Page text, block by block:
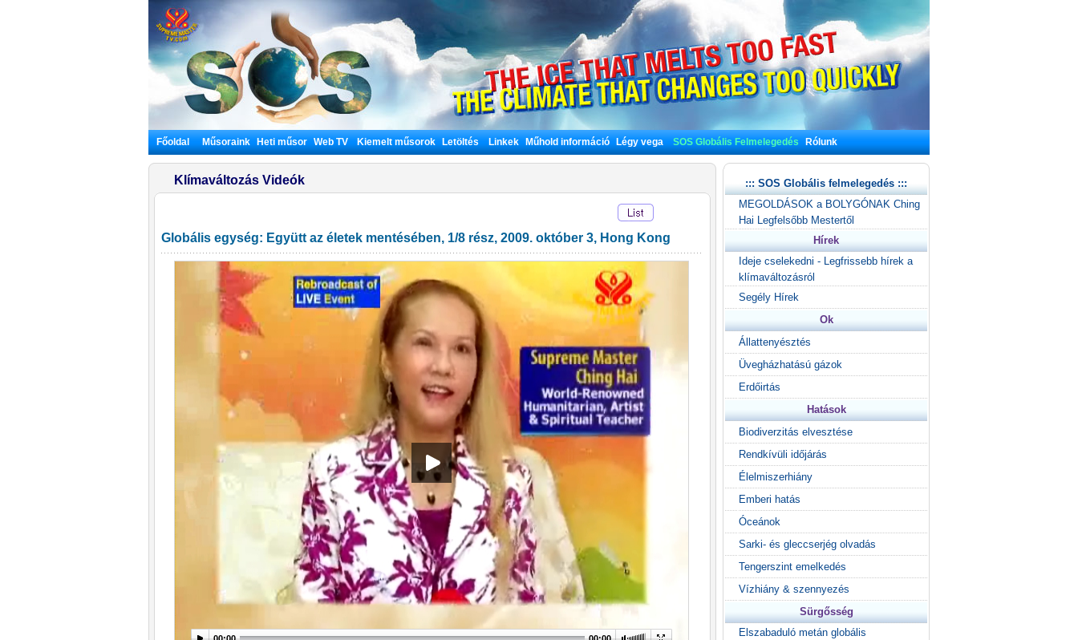
Főoldal Műsoraink Heti műsor Web TV Kiemelt műsorok Letöltés Linkek Műhold információ Légy vega SOS Globális Felmelegedés Rólunk
Klímaváltozás Videók
Globális egység: Együtt az életek mentésében, 1/8 rész, 2009. október 3, Hong Kong
1. rész/4 - Globális egység Együtt az életek mentésében 1 8 rész 2009 október 3 Hong
::: SOS Globális felmelegedés :::
MEGOLDÁSOK a BOLYGÓNAK Ching
Hai Legfelsőbb Mestertől
Hírek
Ideje cselekedni - Legfrissebb hírek a
klímaváltozásról
Segély Hírek
Ok
Állattenyésztés
Üvegházhatású gázok
Erdőirtás
Hatások
Biodiverzitás elvesztése
Rendkívüli időjárás
Élelmiszerhiány
Emberi hatás
Óceánok
Sarki- és gleccserjég olvadás
Tengerszint emelkedés
Vízhiány & szennyezés
Sürgősség
Elszabaduló metán globális